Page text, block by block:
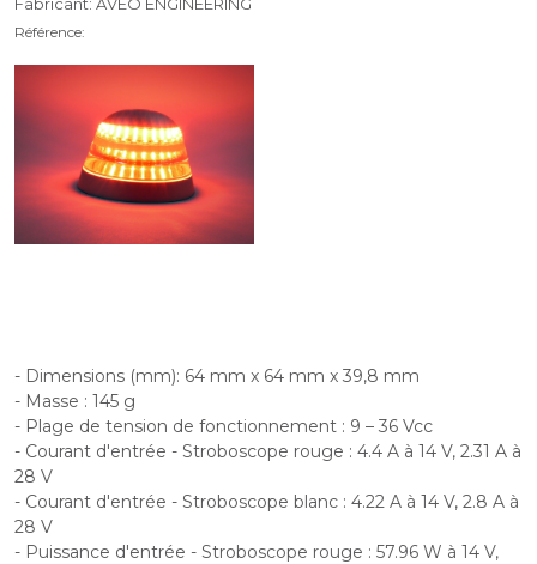
Référence:
- Dimensions (mm): 64 mm x 64 mm x 39,8 mm
- Masse : 145 g
- Plage de tension de fonctionnement : 9 – 36 Vcc
- Courant d'entrée - Stroboscope rouge : 4.4 A à 14 V, 2.31 A à
28 V
- Courant d'entrée - Stroboscope blanc : 4.22 A à 14 V, 2.8 A à
28 V
- Puissance d'entrée - Stroboscope rouge : 57.96 W à 14 V,